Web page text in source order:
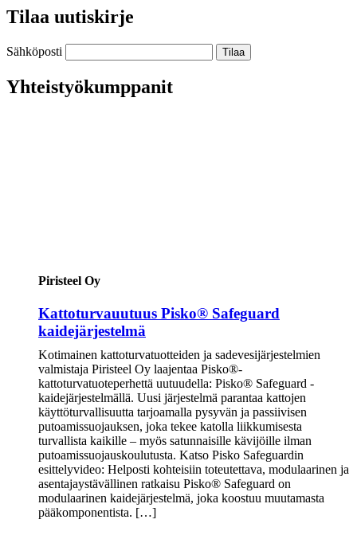
Tilaa uutiskirje
Sähköposti
Yhteistyökumppanit
Piristeel Oy
Kattoturvauutuus Pisko® Safeguard
kaidejärjestelmä
Kotimainen kattoturvatuotteiden ja sadevesijärjestelmien
valmistaja Piristeel Oy laajentaa Pisko®-
kattoturvatuoteperhettä uutuudella: Pisko® Safeguard -
kaidejärjestelmällä. Uusi järjestelmä parantaa kattojen
käyttöturvallisuutta tarjoamalla pysyvän ja passiivisen
putoamissuojauksen, joka tekee katolla liikkumisesta
turvallista kaikille – myös satunnaisille kävijöille ilman
putoamissuojauskoulutusta. Katso Pisko Safeguardin
esittelyvideo: Helposti kohteisiin toteutettava, modulaarinen ja
asentajaystävällinen ratkaisu Pisko® Safeguard on
modulaarinen kaidejärjestelmä, joka koostuu muutamasta
pääkomponentista. […]